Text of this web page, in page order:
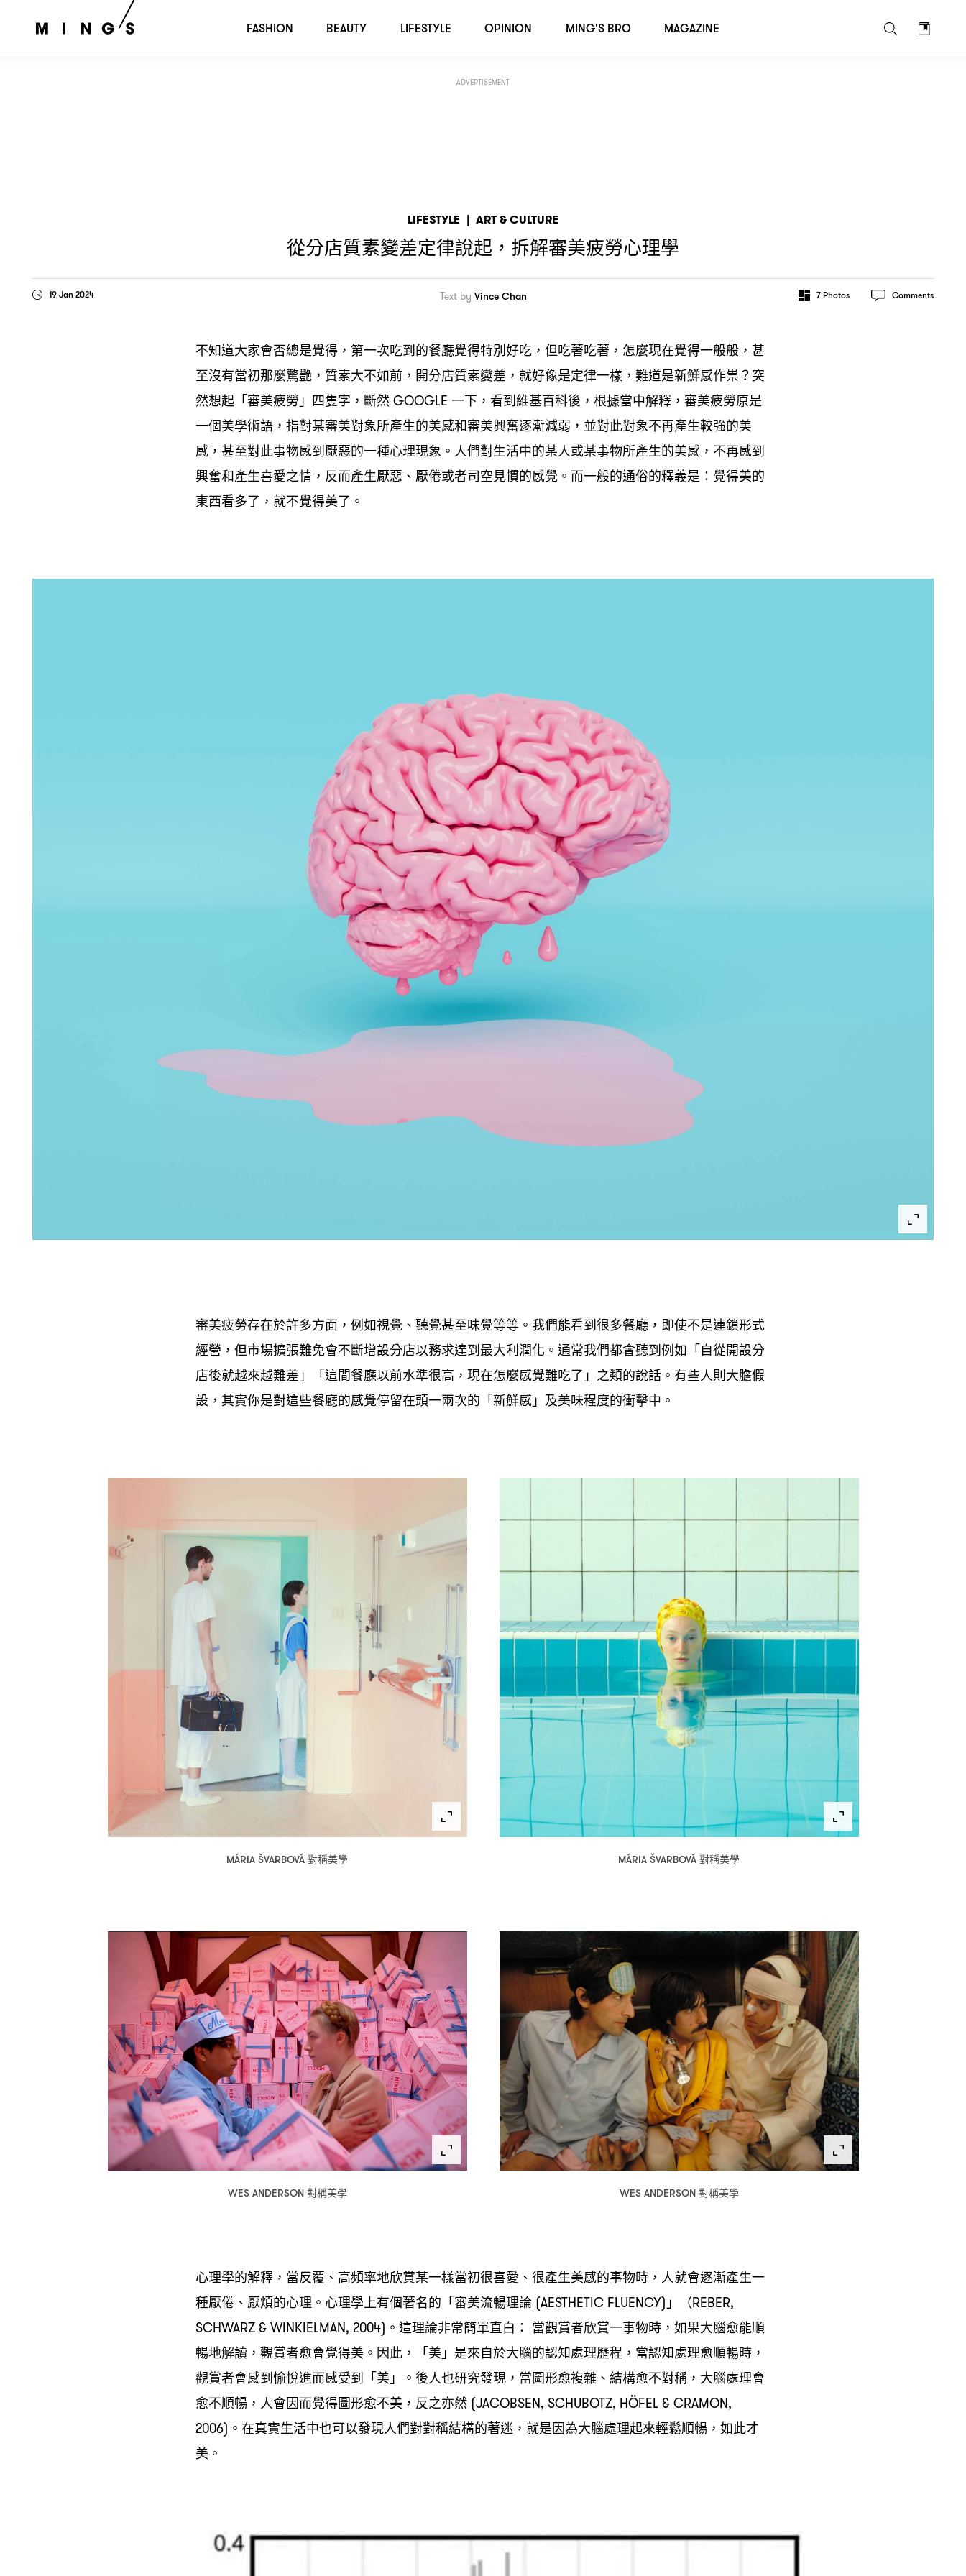
ADVERTISEMENT
LIFESTYLE | ART & CULTURE
從分店質素變差定律說起 ， 拆解審美疲勞心理學
19 Jan 2024 Text by Vince Chan 7Photos Comments
不知道大家會否總是覺得 ， 第一次吃到的餐廳覺得特別好吃 ， 但吃著吃著 ， 怎麼現在覺得一般般 ， 甚
至沒有當初那麼驚艷 ， 質素大不如前 ， 開分店質素變差 ， 就好像是定律一樣 ， 難道是新鮮感作祟？突
然想起「審美疲勞」四隻字 ， 斷然 GOOGLE 一下 ， 看到維基百科後 ， 根據當中解釋 ， 審美疲勞原是
一個美學術語 ， 指對某審美對象所產生的美感和審美興奮逐漸減弱 ， 並對此對象不再產生較強的美
感 ， 甚至對此事物感到厭惡的一種心理現象。人們對生活中的某人或某事物所產生的美感 ， 不再感到
興奮和產生喜愛之情 ， 反而產生厭惡、厭倦或者司空見慣的感覺。而一般的通俗的釋義是 ： 覺得美的
東西看多了 ， 就不覺得美了。
審美疲勞存在於許多方面 ， 例如視覺、聽覺甚至味覺等等。我們能看到很多餐廳 ， 即使不是連鎖形式
經營 ， 但市場擴張難免會不斷增設分店以務求達到最大利潤化。通常我們都會聽到例如「自從開設分
店後就越來越難差」「這間餐廳以前水準很高 ， 現在怎麼感覺難吃了」之類的說話。有些人則大膽假
設 ， 其實你是對這些餐廳的感覺停留在頭一兩次的「新鮮感」及美味程度的衝擊中。
MÁRIA ŠVARBOVÁ 對稱美學 MÁRIA ŠVARBOVÁ 對稱美學
WES ANDERSON 對稱美學 WES ANDERSON 對稱美學
心理學的解釋 ， 當反覆、高頻率地欣賞某一樣當初很喜愛、很產生美感的事物時 ， 人就會逐漸產生一
種厭倦、厭煩的心理。心理學上有個著名的「審美流暢理論 (AESTHETIC FLUENCY)」
（REBER,
SCHWARZ & WINKIELMAN, 2004) 。這理論非常簡單直白 ： 當觀賞者欣賞一事物時 ， 如果大腦愈能順
暢地解讀 ， 觀賞者愈會覺得美。因此 ， 「美」是來自於大腦的認知處理歷程 ， 當認知處理愈順暢時 ，
觀賞者會感到愉悅進而感受到「美」。後人也研究發現 ， 當圖形愈複雜、結構愈不對稱 ， 大腦處理會
愈不順暢 ， 人會因而覺得圖形愈不美 ， 反之亦然 (JACOBSEN, SCHUBOTZ, HÖFEL & CRAMON,
2006) 。在真實生活中也可以發現人們對對稱結構的著迷 ， 就是因為大腦處理起來輕鬆順暢 ， 如此才
美。
FASHION BEAUTY LIFESTYLE OPINION MING'S BRO MAGAZINE
從分店質素變差定律說起